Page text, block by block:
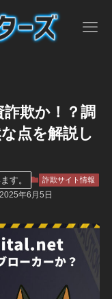
欺か！？調
点を解説し
す。
詐欺サイト情報
2025年6月5日